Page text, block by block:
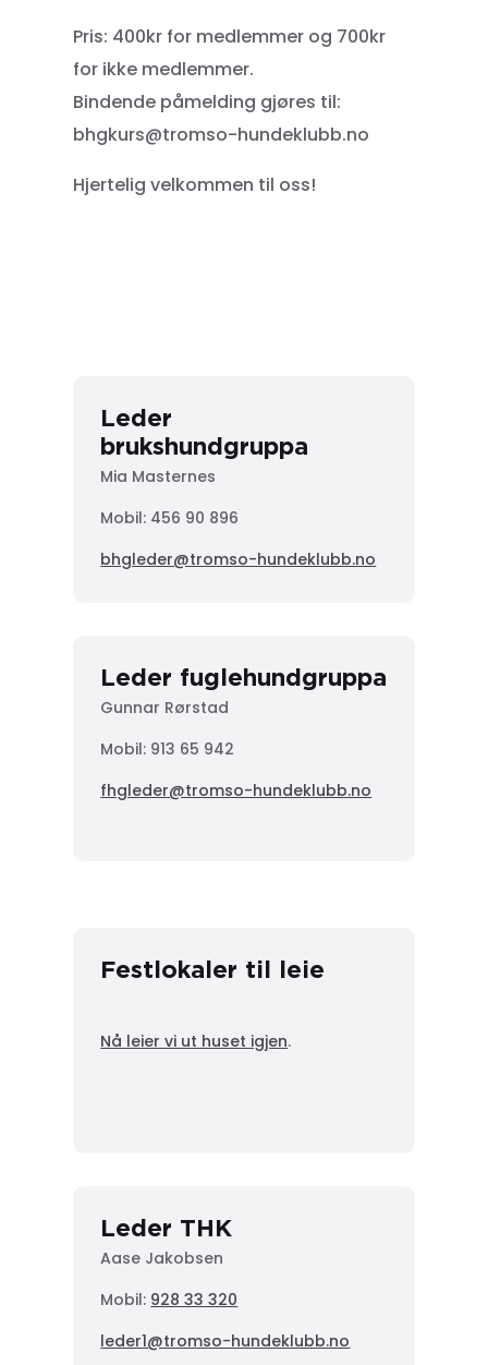
Pris: 400kr for medlemmer og 700kr
for ikke medlemmer.
Bindende påmelding gjøres til:
bhgkurs@tromso-hundeklubb.no
Hjertelig velkommen til oss!
Leder
brukshundgruppa
Mia Masternes
Mobil: 456 90 896
bhgleder@tromso-hundeklubb.no
Leder fuglehundgruppa
Gunnar Rørstad
Mobil: 913 65 942
fhgleder@tromso-hundeklubb.no
Festlokaler til leie
Nå leier vi ut huset igjen.
Leder THK
Aase Jakobsen
Mobil: 928 33 320
leder1@tromso-hundeklubb.no